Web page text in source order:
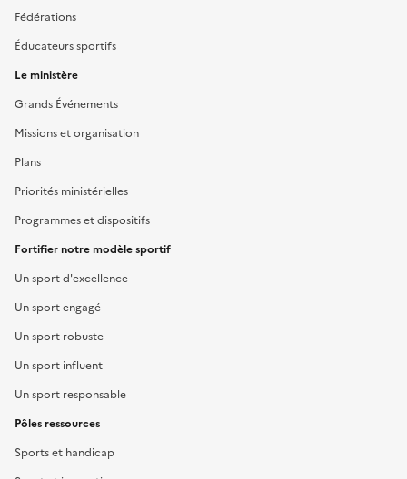
Fédérations
Éducateurs sportifs
Le ministère
Grands Événements
Missions et organisation
Plans
Priorités ministérielles
Programmes et dispositifs
Fortifier notre modèle sportif
Un sport d'excellence
Un sport engagé
Un sport robuste
Un sport influent
Un sport responsable
Pôles ressources
Sports et handicap